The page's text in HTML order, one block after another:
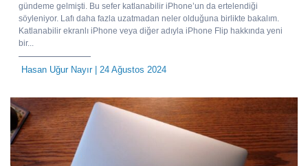
gündeme gelmişti. Bu sefer katlanabilir iPhone’un da ertelendiği
söyleniyor. Lafı daha fazla uzatmadan neler olduğuna birlikte bakalım.
Katlanabilir ekranlı iPhone veya diğer adıyla iPhone Flip hakkında yeni
bir...
Hasan Uğur Nayır| 24 Ağustos 2024